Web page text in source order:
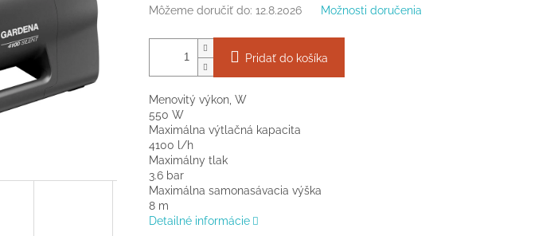
Môžeme doručiť do: 12.8.2026 Možnosti doručenia
Pridať do košíka
Menovitý výkon, W
550 W
Maximálna výtlačná kapacita
4100 l/h
Maximálny tlak
3.6 bar
Maximálna samonasávacia výška
8 m
Detailné informácie